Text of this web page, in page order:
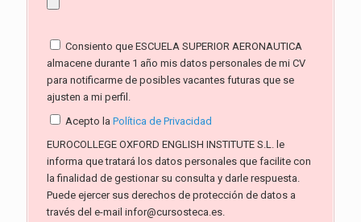
Consiento que ESCUELA SUPERIOR AERONAUTICA
almacene durante 1 año mis datos personales de mi CV
para notificarme de posibles vacantes futuras que se
ajusten a mi perfil.
Acepto la Política de Privacidad
EUROCOLLEGE OXFORD ENGLISH INSTITUTE S.L. le
informa que tratará los datos personales que facilite con
la finalidad de gestionar su consulta y darle respuesta.
Puede ejercer sus derechos de protección de datos a
través del e-mail infor@cursosteca.es.